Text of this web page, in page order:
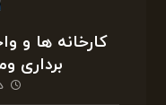
کارخانه ها و
برداری